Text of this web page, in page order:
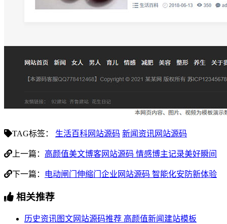
TAG标签： 生活百科网站源码 新闻资讯网站源码
上一篇： 高颜值美文博客网站源码 情感博主记录美好瞬间
下一篇： 电动闸门伸缩门企业网站源码 智能化安防新体验
相关推荐
历史资讯图文网站源码推荐 高颜值新闻建站模板